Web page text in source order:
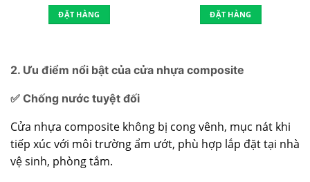
ĐẶT HÀNG ĐẶT HÀNG
2. Ưu điểm nổi bật của cửa nhựa composite
✅ Chống nước tuyệt đối
Cửa nhựa composite không bị cong vênh, mục nát khi
tiếp xúc với môi trường ẩm ướt, phù hợp lắp đặt tại nhà
vệ sinh, phòng tắm.